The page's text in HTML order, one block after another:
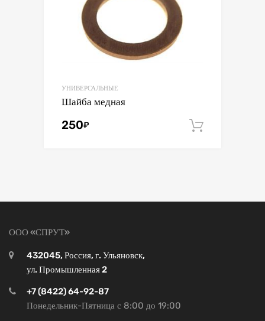
УНИВЕРСАЛЬНЫЕ
Шайба медная
250₽
ООО «СПРУТ»
432045, Россия, г. Ульяновск,
ул. Промышленная 2
+7 (8422) 64-92-87
Понедельник-Пятница с 8:00 до 19:00